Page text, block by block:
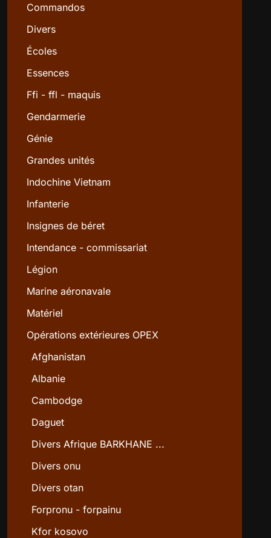
Commandos
Divers
Écoles
Essences
Ffi - ffl - maquis
Gendarmerie
Génie
Grandes unités
Indochine Vietnam
Infanterie
Insignes de béret
Intendance - commissariat
Légion
Marine aéronavale
Matériel
Opérations extérieures OPEX
Afghanistan
Albanie
Cambodge
Daguet
Divers Afrique BARKHANE ...
Divers onu
Divers otan
Forpronu - forpainu
Kfor kosovo